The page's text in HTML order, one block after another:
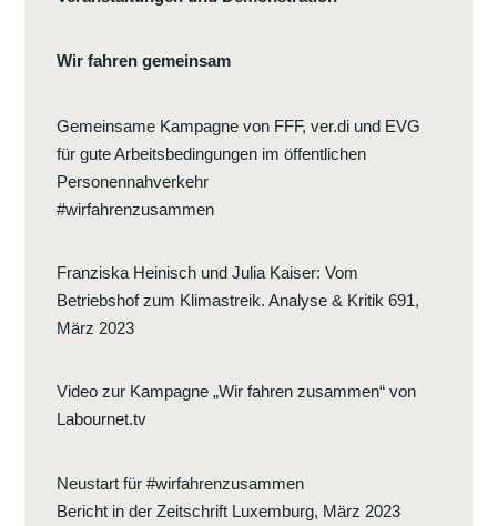
Wir fahren gemeinsam
Gemeinsame Kampagne von FFF, ver.di und EVG
für gute Arbeitsbedingungen im öffentlichen
Personennahverkehr
#wirfahrenzusammen
Franziska Heinisch und Julia Kaiser:Vom
Betriebshof zum Klimastreik. Analyse & Kritik 691,
März 2023
Video zur Kampagne „Wir fahren zusammen“ von
Labournet.tv
Neustart für #wirfahrenzusammen
Bericht in der Zeitschrift Luxemburg, März 2023